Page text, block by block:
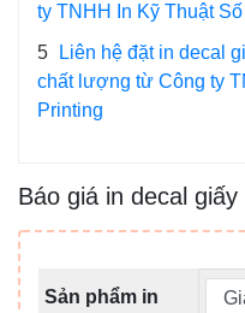
ty TNHH In Kỹ Thuật
5
Liên hệ đặt in decal
chất lượng từ Công ty
Printing
Báo giá in decal
Sản phẩm in